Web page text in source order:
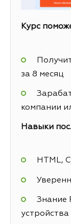
Курс
за 8 месяц
компании
Навыки
HTML,
Знание